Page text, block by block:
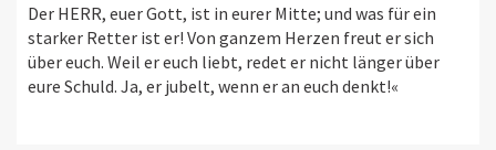
Der HERR, euer Gott, ist in eurer Mitte; und was für ein
starker Retter ist er! Von ganzem Herzen freut er sich
über euch. Weil er euch liebt, redet er nicht länger über
eure Schuld. Ja, er jubelt, wenn er an euch denkt!«